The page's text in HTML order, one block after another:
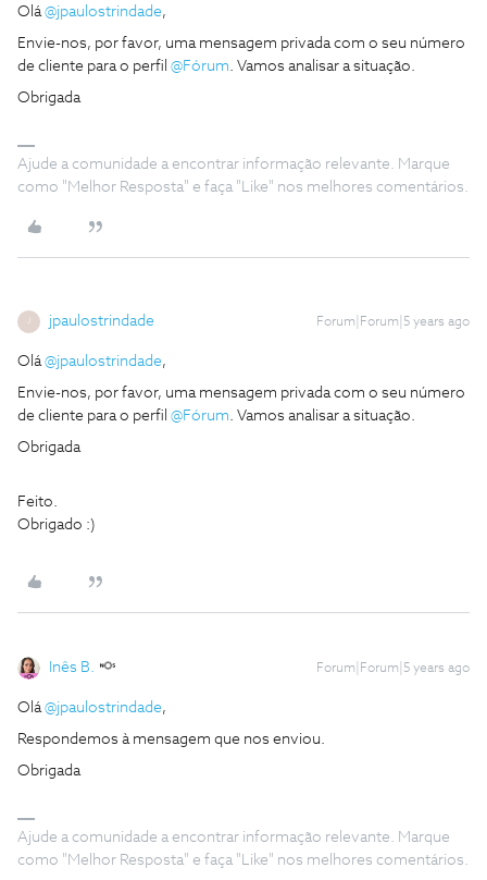
Olá @jpaulostrindade,
Envie-nos, por favor, uma mensagem privada com o seu número
de cliente para o perfil @Fórum . Vamos analisar a situação.
Obrigada
Ajude a comunidade a encontrar informação relevante. Marque
como "Melhor Resposta" e faça "Like" nos melhores comentários.
J jpaulostrindade Forum|Forum|5 years ago
Olá @jpaulostrindade,
Envie-nos, por favor, uma mensagem privada com o seu número
de cliente para o perfil @Fórum . Vamos analisar a situação.
Obrigada
Feito.
Obrigado :)
Inês B. Forum|Forum|5 years ago
Olá @jpaulostrindade,
Respondemos à mensagem que nos enviou.
Obrigada
Ajude a comunidade a encontrar informação relevante. Marque
como "Melhor Resposta" e faça "Like" nos melhores comentários.